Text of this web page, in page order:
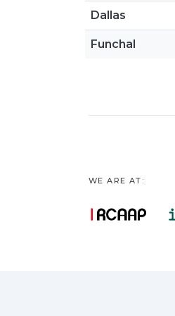
Dallas
Funchal
WE ARE AT: